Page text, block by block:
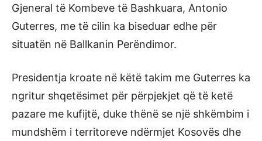
Gjeneral të Kombeve të Bashkuara, Antonio
Guterres, me të cilin ka biseduar edhe për
situatën në Ballkanin Perëndimor.
Presidentja kroate në këtë takim me Guterres ka
ngritur shqetësimet për përpjekjet që të ketë
pazare me kufijtë, duke thënë se një shkëmbim i
mundshëm i territoreve ndërmjet Kosovës dhe